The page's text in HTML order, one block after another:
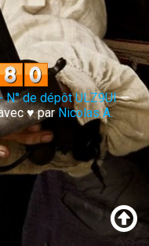
de dépôt ULZ9UI—
♥ parNicolas A.